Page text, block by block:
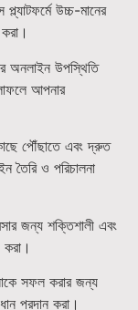
প্ল্যাটফর্মে উচ্চ-মানের
অনলাইন উপস্থিতি
আপনার
পৌঁছাতে এবং দ্রুত
তৈরি ও পরিচালনা
জন্য শক্তিশালী এবং
সফল করার জন্য
প্রদান করা।